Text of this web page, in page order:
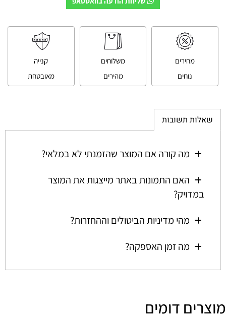
מחירים
נוחים
משלוחים
מהירים
קנייה
מאובטחת
שאלות תשובות
מה קורה אם המוצר שהזמנתי לא במלאי?
האם התמונות באתר מייצגות את המוצר
במדויק?
מהי מדיניות הביטולים וההחזרות?
מה זמן האספקה?
מוצרים דומים